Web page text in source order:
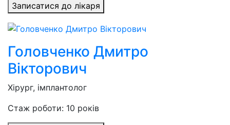
Записатися до лікаря
Головченко Дмитро
Вікторович
Хірург, імплантолог
Стаж роботи: 10 років